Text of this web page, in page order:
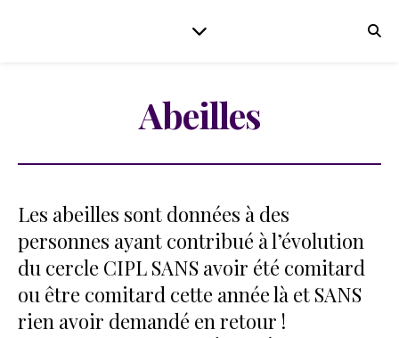
Abeilles
Les abeilles sont données à des
personnes ayant contribué à l’évolution
du cercle CIPL SANS avoir été comitard
ou être comitard cette année là et SANS
rien avoir demandé en retour !